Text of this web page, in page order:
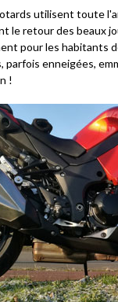
utilisent toute
le retour des beaux
pour les habitants
parfois enneigées,
!